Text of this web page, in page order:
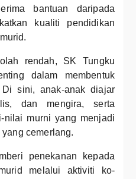
bantuan daripada
kualiti pendidikan
rendah, SK Tungku
dalam membentuk
sini, anak-anak diajar
dan mengira, serta
nilai murni yang menjadi
cemerlang.
penekanan kepada
melalui aktiviti ko-